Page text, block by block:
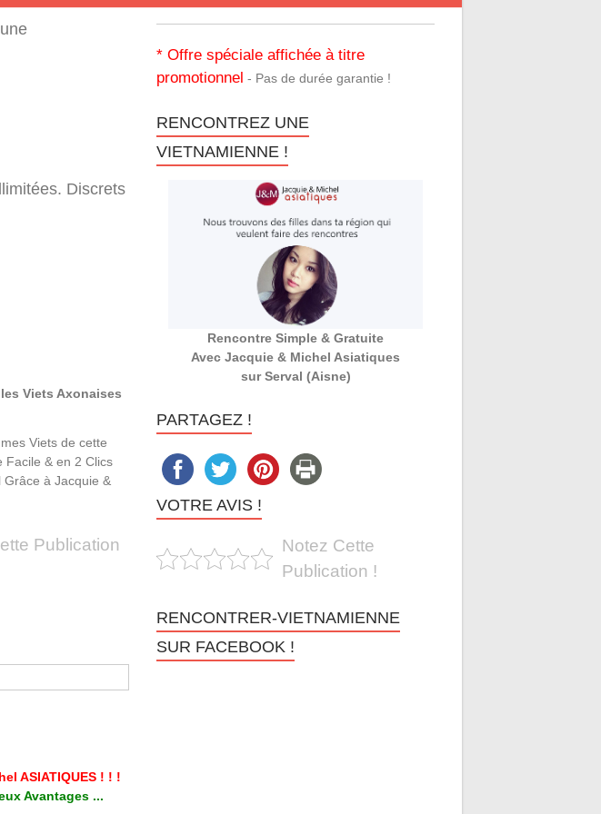
Discrets
Viets Axonaises
Viets de cette
Facile & en 2 Clics
à Jacquie &
Publication
ASIATIQUES ! ! !
Avantages ...
* Offre spéciale affichée à titre
promotionnel - Pas de durée garantie !
RENCONTREZ UNE
VIETNAMIENNE !
Rencontre Simple & Gratuite
Avec Jacquie & Michel Asiatiques
sur Serval (Aisne)
PARTAGEZ !
VOTRE AVIS !
Notez Cette
Publication !
RENCONTRER-VIETNAMIENNE
SUR FACEBOOK !